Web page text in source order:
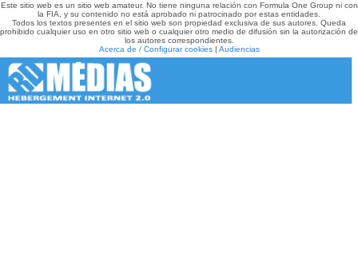
Este sitio web es un sitio web amateur. No tiene ninguna relación con Formula One Group ni con
la FIA, y su contenido no está aprobado ni patrocinado por estas entidades.
Todos los textos presentes en el sitio web son propiedad exclusiva de sus autores. Queda
prohibido cualquier uso en otro sitio web o cualquier otro medio de difusión sin la autorización de
los autores correspondientes.
Acerca de / Configurar cookies| Audiencias